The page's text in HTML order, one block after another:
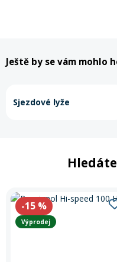
Ještě by se vám mohlo
Sjezdové lyže
-15 %
Výprodej